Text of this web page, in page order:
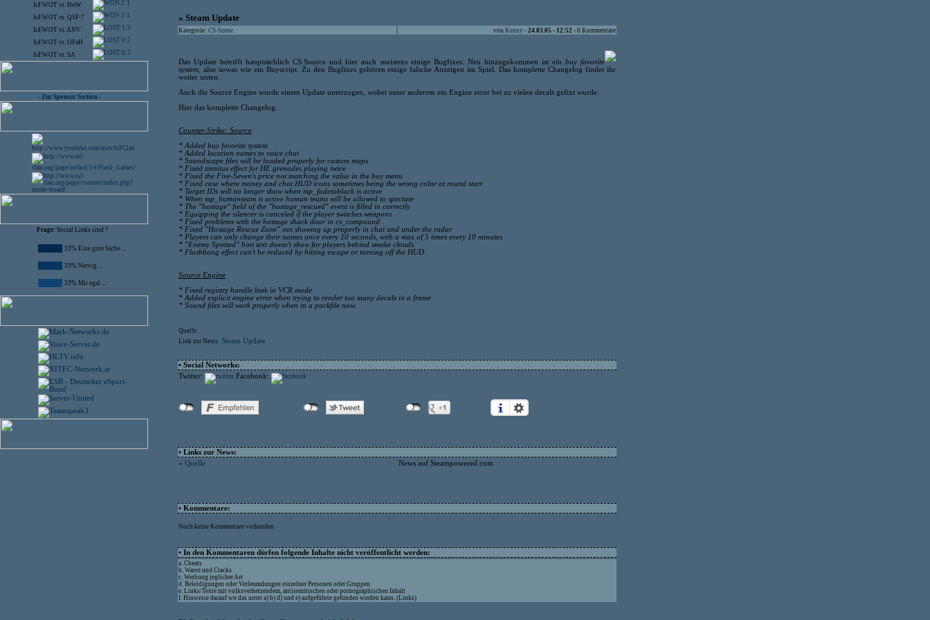
IsF.WOT vs. HoW 2:1
IsF.WOT vs. QSF-7 2:1
IsF.WOT vs.ANV 1:2
IsF.WOT vs. OFaH 0:2
IsF.WOT vs. SA 0:2
- Zur Sponsor Section -
Frage: Social Links sind ?
33% Eine gute Sache ...
33% Nervig ...
33% Mir egal ...
» Steam Update
Kategorie: CS-Szene von Kenny - 24.03.05 - 12:52 - 0 Kommentare
Das Update betrifft hauptsächlich CS:Source und hier auch meistens einige Bugfixes. Neu hinzugekommen ist ein buy favorite
system , also sowas wie ein Buyscript. Zu den Bugfixes gehören einige falsche Anzeigen im Spiel. Das komplette Changelog findet ihr
weiter unten.
Auch die Source Engine wurde einem Update unterzogen, wobei unter anderem ein Engine error bei zu vielen decals gefixt wurde.
Hier das komplette Changelog:
Counter-Strike: Source
* Added buy favorite system
* Added location names to voice chat
* Soundscape files will be loaded properly for custom maps
* Fixed tinnitus effect for HE grenades playing twice
* Fixed the Five-Seven's price not matching the value in the buy menu
* Fixed case where money and chat HUD icons sometimes being the wrong color at round start
* Target IDs will no longer show when mp_fadetoblack is active
* When mp_humanteam is active human teams will be allowed to spectate
* The "hostage" field of the "hostage_rescued" event is filled in correctly
* Equipping the silencer is canceled if the player switches weapons
* Fixed problems with the hostage shack door in cs_compound
* Fixed "Hostage Rescue Zone" not showing up properly in chat and under the radar
* Players can only change their names once every 10 seconds, with a max of 5 times every 10 minutes
* "Enemy Spotted" hint text doesn't show for players behind smoke clouds
* Flashbang effect can't be reduced by hitting escape or turning off the HUD
Source Engine
* Fixed registry handle leak in VCR mode
* Added explicit engine error when trying to render too many decals in a frame
* Sound files will work properly when in a packfile now.
Quelle:
Link zur News: Steam Update
• Social Networks:
Twitter:
Facebook:
• Links zur News:
» Quelle News auf Steampowered.com
• Kommentare:
Noch keine Kommentare vorhanden
• In den Kommentaren dürfen folgende Inhalte nicht veröffentlicht werden:
a. Cheats
b. Warez und Cracks
c. Werbung jeglicher Art
d. Beleidigungen oder Verleumdungen einzelner Personen oder Gruppen
e. Links/Texte mit volksverhetzendem, antisemitischen oder pornographischen Inhalt
f. Hinweise darauf wo das unter a) b) d) und e) aufgeführte gefunden werden kann. (Links)